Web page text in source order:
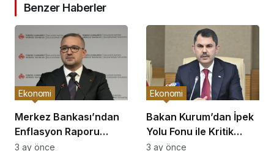
Benzer Haberler
Merkez Bankası’ndan
Enflasyon Raporu
Açıklaması
Ekonomi
3 ay önce
Bakan Kurum’dan İpek
Yolu Fonu ile Kritik
Görüşme
Ekonomi
3 ay önce